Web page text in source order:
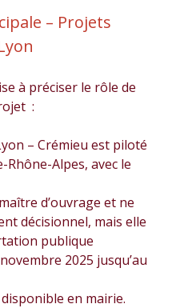
– Projets
à préciser le rôle de
:
– Crémieu est piloté
Alpes, avec le
d’ouvrage et ne
décisionnel, mais elle
publique
2025 jusqu’au
en mairie.